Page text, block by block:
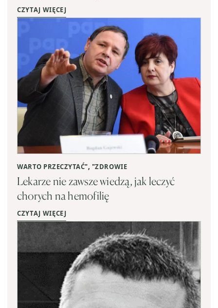
CZYTAJ WIĘCEJ
WARTO PRZECZYTAĆ", "ZDROWIE
Lekarze nie zawsze wiedzą, jak leczyć
chorych na hemofilię
CZYTAJ WIĘCEJ